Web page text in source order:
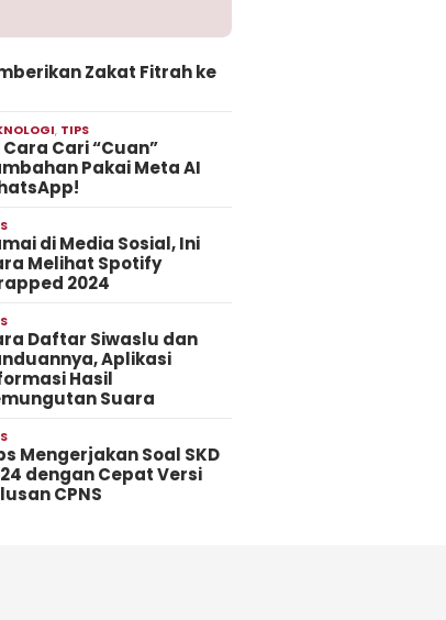
Zakat Fitrah ke
, TIPS
Cara Cari “Cuan”
Pakai Meta AI
di Media Sosial, Ini
Melihat Spotify
2024
Daftar Siwaslu dan
Aplikasi
Hasil
Suara
Mengerjakan Soal SKD
dengan Cepat Versi
CPNS